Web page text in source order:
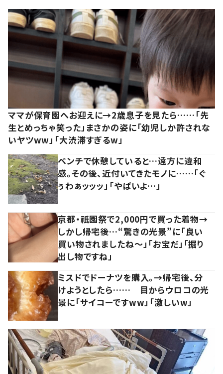
ママが保育園へお迎えに→2歳息子を見たら……「先
生とめっちゃ笑った」まさかの姿に「幼児しか許されな
いヤツww」「大渋滞すぎるw」
ベンチで休憩していると…遠方に違和
感。その後、近付いてきたモノに……「ぐ
ぅわぁッッッ」「やばいよ…」
京都・祇園祭で2,000円で買った着物→
しかし帰宅後…“驚きの光景”に「良い
買い物されましたね～」「お宝だ」「掘り
出し物ですね」
ミスドでドーナツを購入。→帰宅後、分
けようとしたら…… 目からウロコの光
景に「サイコーですww」「激しいw」